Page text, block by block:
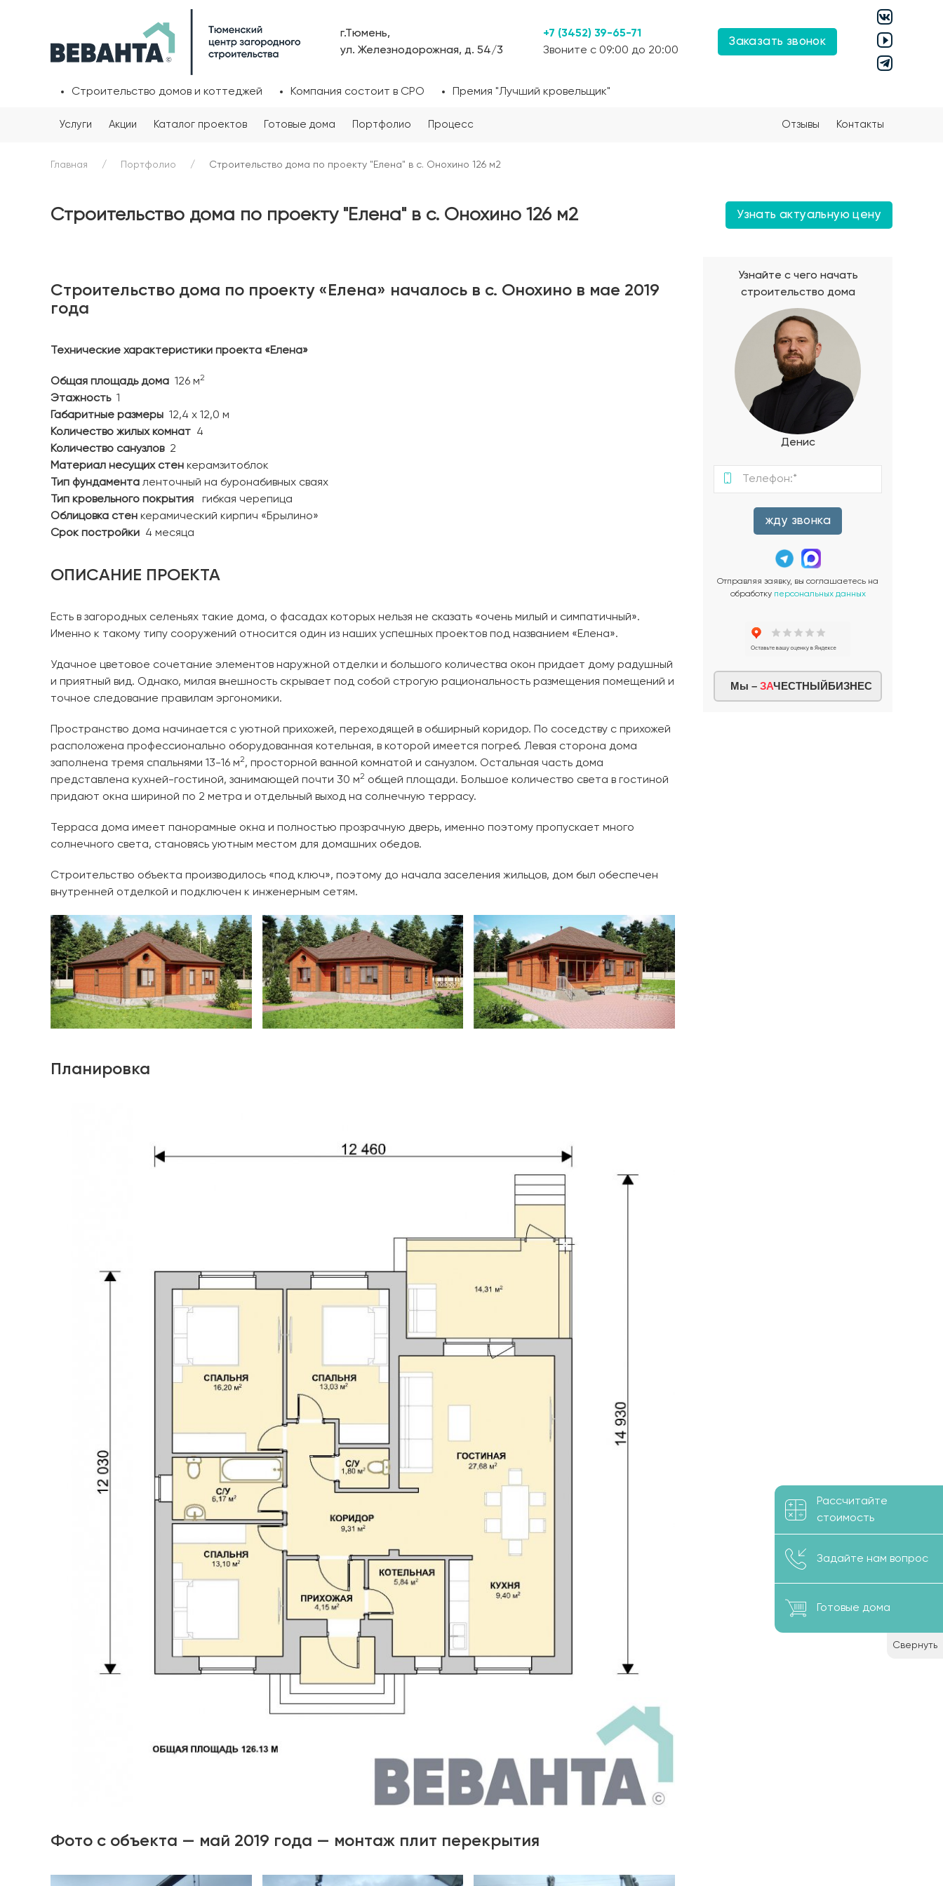
г.Тюмень,
ул. Железнодорожная, д. 54/3
+7 (3452) 39-65-71
Звоните с 09:00 до 20:00
Заказать звонок
Строительство домов и коттеджей Компания состоит в СРО Премия "Лучший кровельщик"
Услуги Акции Каталог проектов Готовые дома Портфолио Процесс Отзывы Контакты
Главная Портфолио Строительство дома по проекту "Елена" в с. Онохино 126 м2
Строительство дома по проекту "Елена" в с. Онохино 126 м2 Узнать актуальную цену
Строительство дома по проекту «Елена» началось в с. Онохино в мае 2019
года
Технические характеристики проекта «Елена»
Общая площадь дома 126 м2
Этажность1
Габаритные размеры 12,4 х 12,0 м
Количество жилых комнат 4
Количество санузлов2
Материал несущих стен керамзитоблок
Тип фундамента ленточный на буронабивных сваях
Тип кровельного покрытия гибкая черепица
Облицовка стен керамический кирпич «Брылино»
Срок постройки 4 месяца
ОПИСАНИЕ ПРОЕКТА
Есть в загородных селеньях такие дома, о фасадах которых нельзя не сказать «очень милый и симпатичный».
Именно к такому типу сооружений относится один из наших успешных проектов под названием «Елена».
Удачное цветовое сочетание элементов наружной отделки и большого количества окон придает дому радушный
и приятный вид. Однако, милая внешность скрывает под собой строгую рациональность размещения помещений и
точное следование правилам эргономики.
Пространство дома начинается с уютной прихожей, переходящей в обширный коридор. По соседству с прихожей
расположена профессионально оборудованная котельная, в которой имеется погреб. Левая сторона дома
заполнена тремя спальнями 13-16 м2, просторной ванной комнатой и санузлом. Остальная часть дома
представлена кухней-гостиной, занимающей почти 30 м2 общей площади. Большое количество света в гостиной
придают окна шириной по 2 метра и отдельный выход на солнечную террасу.
Терраса дома имеет панорамные окна и полностью прозрачную дверь, именно поэтому пропускает много
солнечного света, становясь уютным местом для домашних обедов.
Строительство объекта производилось «под ключ», поэтому до начала заселения жильцов, дом был обеспечен
внутренней отделкой и подключен к инженерным сетям.
Планировка
Фото с объекта — май 2019 года — монтаж плит перекрытия
Узнайте с чего начать
строительство дома
Денис
жду звонка
Отправляя заявку, вы соглашаетесь на
обработку персональных данных
Мы – ЗАЧЕСТНЫЙБИЗНЕС
Рассчитайте
стоимость
Задайте нам вопрос
Готовые дома
Свернуть